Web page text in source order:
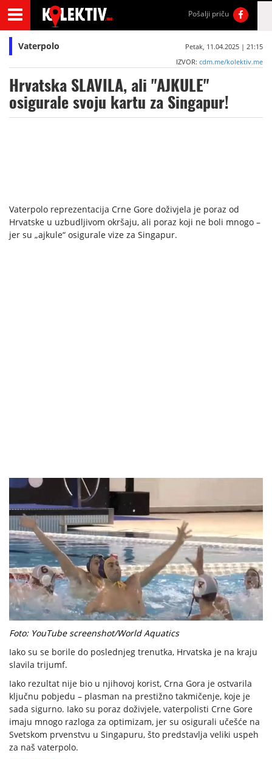
Pošalji priču
Vaterpolo
Petak, 11.04.2025 | 21:15
IZVOR: cdm.me/kolektiv.me
Hrvatska SLAVILA, ali "AJKULE"
osigurale svoju kartu za Singapur!
Vaterpolo reprezentacija Crne Gore doživjela je poraz od
Hrvatske u uzbudljivom okršaju, ali poraz koji ne boli mnogo –
jer su „ajkule“ osigurale vize za Singapur.
Foto: YouTube screenshot/World Aquatics
Iako su se borile do poslednjeg trenutka, Hrvatska je na kraju
slavila trijumf.
Iako rezultat nije bio u njihovoj korist, Crna Gora je ostvarila
ključnu pobjedu – plasman na prestižno takmičenje, koje je
sada sigurno. Iako su poraz doživjele, vaterpolisti Crne Gore
imaju mnogo razloga za optimizam, jer su osigurali učešće na
Svetskom prvenstvu u Singapuru, što predstavlja veliki uspeh
za naš vaterpolo.